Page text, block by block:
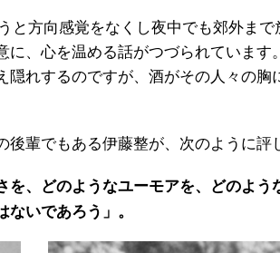
方向感覚をなくし夜中でも郊外ま
、心を温める話がつづられています
れするのですが、酒がその人々の胸
輩でもある伊藤整が、次のように評
を、どのようなユーモアを、どのよ
いであろう」。